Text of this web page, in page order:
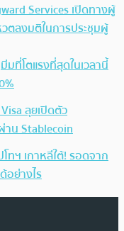
Services เปิดทางผู้
ตลงมติในการประชุมผู้
ที่โตแรงที่สุดในเวลานี้
ลุยเปิดตัว
าน Stablecoin
ทฯ เกาหลีใต้! รอดจาก
อย่างไร